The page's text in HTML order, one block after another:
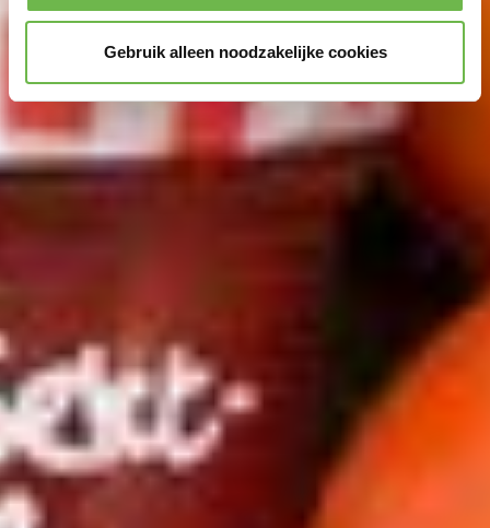
YouTube worden verzameld:Door te klikken op
"Accepteer graag alle" of door „Voorkeuren“,
„Statistieken“ of „Marketing“ aan te vinken en te klikken
op "Selectie handmatig instellen", stemt u er ook mee in
dat uw gegevens in de VS worden verwerkt in
overeenstemming met Art. 49 (1) zin 1 lit. a DSGVO. De
rechtsmiddel. Indien u op "Selectie handmatig instellen"
klikt en geen van de keuzevakken (voorkeuren,
statistieken of marketing) hebt geselecteerd, zal de
hierboven beschreven overdracht niet plaatsvinden. Voor
meer informatie, zie onze privacyverklaring.
We geven u hier graag meer gedetailleerde informatie:
Privacybeleid
Gebruik alleen noodzakelijke cookies